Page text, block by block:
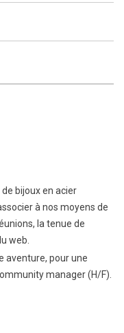
bijoux en acier
à nos moyens de
la tenue de
web.
aventure, pour une
manager (H/F).